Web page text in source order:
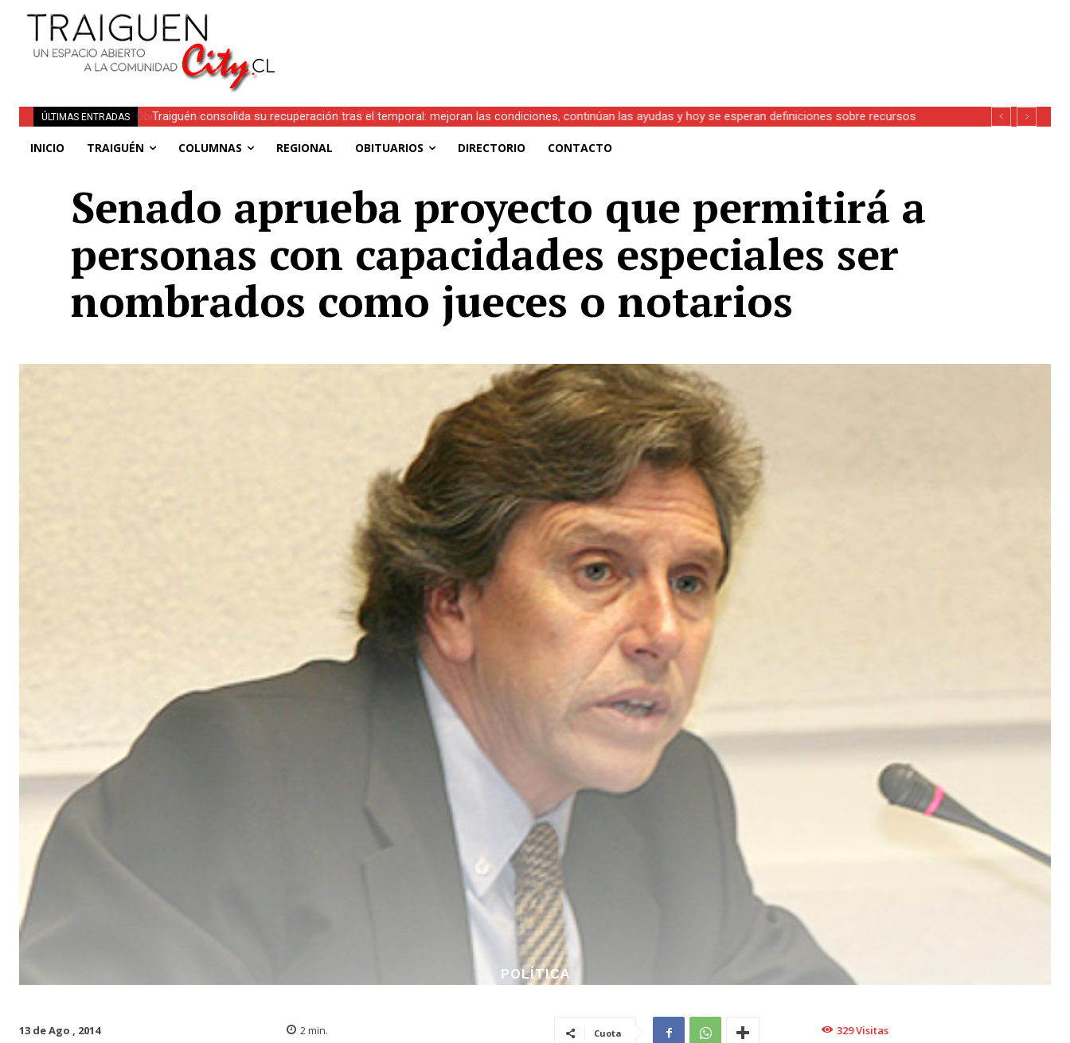
ÚLTIMAS ENTRADAS
Traiguén consolida su recuperación tras el temporal: mejoran las condiciones, continúan las ayudas y hoy se esperan definiciones sobre recursos
INICIO TRAIGUÉN COLUMNAS REGIONAL OBITUARIOS DIRECTORIO CONTACTO
Senado aprueba proyecto que permitirá a
personas con capacidades especiales ser
nombrados como jueces o notarios
POLÍTICA
13 de Ago , 2014 2 min. Cuota 329Visitas